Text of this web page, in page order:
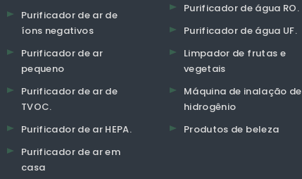
Purificador de ar de
íons negativos
Purificador de ar
pequeno
Purificador de ar de
TVOC.
Purificador de ar HEPA.
Purificador de ar em
casa
Purificador de água RO.
Purificador de água UF.
Limpador de frutas e
vegetais
Máquina de inalação de
hidrogênio
Produtos de beleza